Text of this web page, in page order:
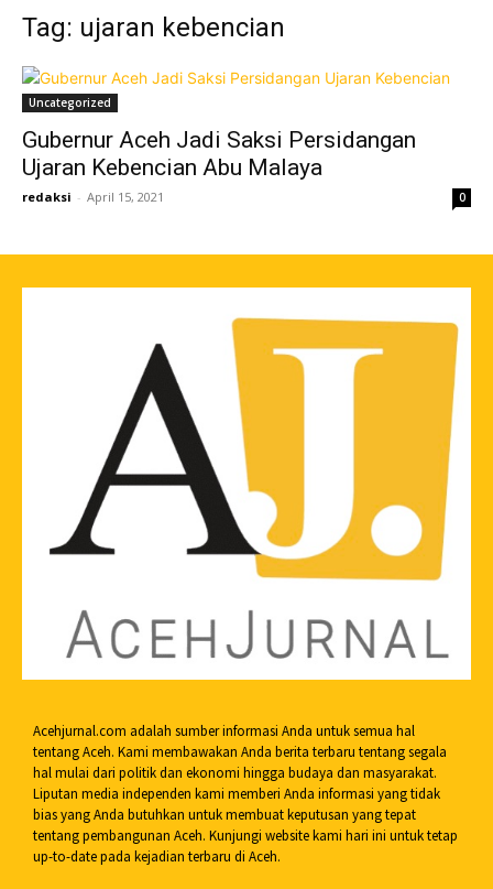
Tag: ujaran kebencian
Uncategorized
Gubernur Aceh Jadi Saksi Persidangan
Ujaran Kebencian Abu Malaya
redaksi - April 15, 2021 0
Acehjurnal.com adalah sumber informasi Anda untuk semua hal
tentang Aceh. Kami membawakan Anda berita terbaru tentang segala
hal mulai dari politik dan ekonomi hingga budaya dan masyarakat.
Liputan media independen kami memberi Anda informasi yang tidak
bias yang Anda butuhkan untuk membuat keputusan yang tepat
tentang pembangunan Aceh. Kunjungi website kami hari ini untuk tetap
up-to-date pada kejadian terbaru di Aceh.